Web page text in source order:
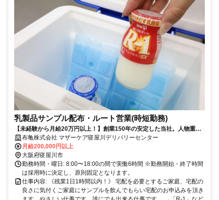
乳製品サンプル配布・ルート営業(時短勤務)
【未経験から月給20万円以上！】創業150年の安定した当社。人物重
視・年齢学歴不問です！
布亀株式会社 マザーケア寝屋川デリバリーセンター
月給200,000円以上
大阪府寝屋川市
勤務時間・曜日: 8:00〜18:00の間で実働6時間 ※勤務開始・終了時間
は採用時に決定し、原則固定となります。
仕事内容: 《残業1日1時間以内！》 宅配を必要とするご家庭、宅配の
良さに気付くご家庭にサンプルを飲んでもらい宅配のお申込みを頂き